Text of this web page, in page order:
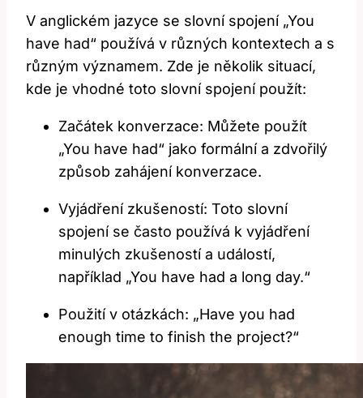
V anglickém jazyce se slovní spojení „You
have had“ používá v různých kontextech a s
různým významem. Zde je několik situací,
kde je vhodné toto slovní spojení použít:
Začátek konverzace: Můžete použít
„You have had“ jako formální a zdvořilý
způsob zahájení konverzace.
Vyjádření zkušeností: Toto slovní
spojení se často používá k vyjádření
minulých zkušeností a událostí,
například „You have had a long day.“
Použití v otázkách: „Have you had
enough time to finish the project?“